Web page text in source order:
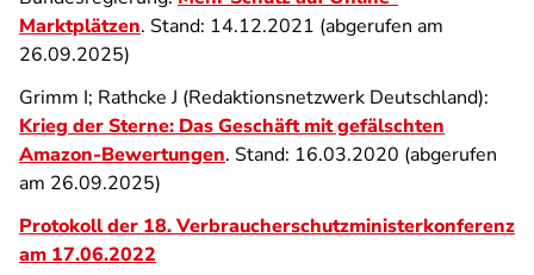
Marktplätzen. Stand: 14.12.2021 (abgerufen am
26.09.2025)
Grimm I; Rathcke J (Redaktionsnetzwerk Deutschland):
Krieg der Sterne: Das Geschäft mit gefälschten
Amazon-Bewertungen. Stand: 16.03.2020 (abgerufen
am 26.09.2025)
Protokoll der 18. Verbraucherschutzministerkonferenz
am 17.06.2022